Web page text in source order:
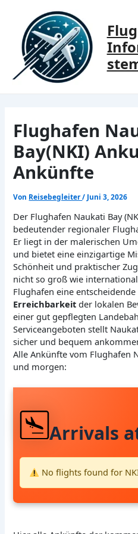
springen
Flug
Flughafen
Bay(NKI)
Ankünfte
Von Reisebegleiter/ Juni 3, 2026
Der Flughafen Naukati Bay
bedeutender regionaler
Er liegt in der malerischen
und bietet eine einzigartige
Schönheit und praktischer
nicht so groß wie
Flughafen eine
Erreichbarkeit der lokalen
einer gut gepflegten
Serviceangeboten stellt
sicher und bequem
Alle Ankünfte vom Flughafen
und morgen:
Arrivals
No flights found for